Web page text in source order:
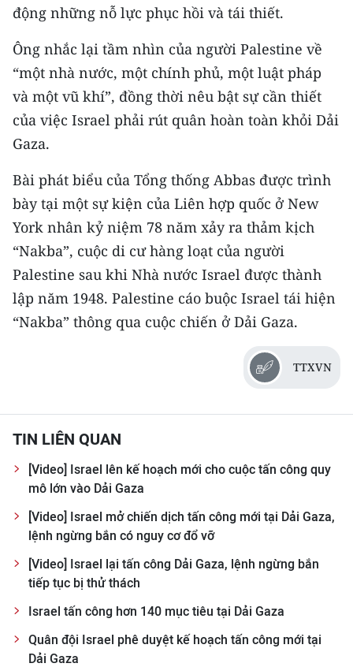
Đông Nam Bộ
Đồng bằng sông Cửu Long
Chuyên trang Hà Nội
Chuyên trang TP. Hồ Chí Minh
CÁC CHUYÊN TRANG
VỀ BÁO NHÂN DÂN
THỜI NAY
NHÂN DÂN CUỐI TUẦN
ĐỌC BÁO IN
ENGLISH
中文
FRANÇAIS
РУССКИЙ
ESPAÑOL
động những nỗ lực phục hồi và tái thiết.
Ông nhắc lại tầm nhìn của người Palestine về
“một nhà nước, một chính phủ, một luật pháp
và một vũ khí”, đồng thời nêu bật sự cần thiết
của việc Israel phải rút quân hoàn toàn khỏi Dải
Gaza.
Bài phát biểu của Tổng thống Abbas được trình
bày tại một sự kiện của Liên hợp quốc ở New
York nhân kỷ niệm 78 năm xảy ra thảm kịch
“Nakba”, cuộc di cư hàng loạt của người
Palestine sau khi Nhà nước Israel được thành
lập năm 1948. Palestine cáo buộc Israel tái hiện
“Nakba” thông qua cuộc chiến ở Dải Gaza.
TTXVN
TIN LIÊN QUAN
[Video] Israel lên kế hoạch mới cho cuộc tấn công quy
mô lớn vào Dải Gaza
[Video] Israel mở chiến dịch tấn công mới tại Dải Gaza,
lệnh ngừng bắn có nguy cơ đổ vỡ
[Video] Israel lại tấn công Dải Gaza, lệnh ngừng bắn
tiếp tục bị thử thách
Israel tấn công hơn 140 mục tiêu tại Dải Gaza
Quân đội Israel phê duyệt kế hoạch tấn công mới tại
Dải Gaza